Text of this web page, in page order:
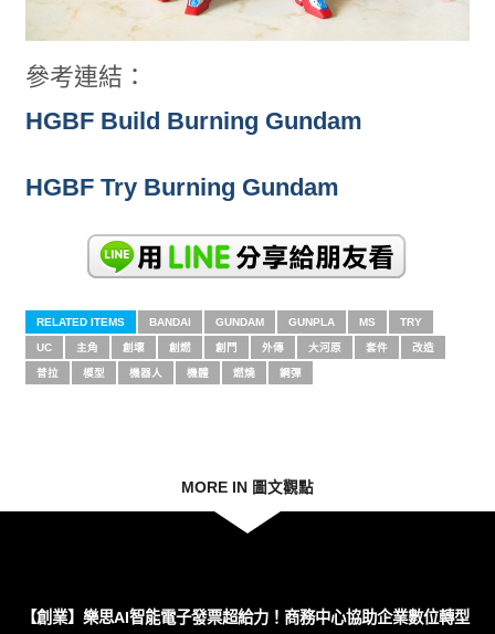
參考連結：
HGBF Build Burning Gundam
HGBF Try Burning Gundam
RELATED ITEMS BANDAI GUNDAM GUNPLA MS TRY
UC 主角 創壞 創燃 創鬥 外傳 大河原 套件 改造
普拉 模型 機器人 機體 燃燒 鋼彈
MORE IN 圖文觀點
【創業】樂思AI智能電子發票超給力！商務中心協助企業數位轉型